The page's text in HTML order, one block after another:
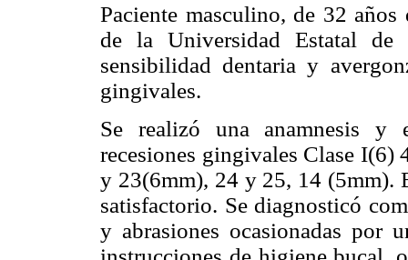
Paciente masculino, de 32
de la Universidad Estatal de
sensibilidad dentaria y
gingivales.
Se realizó una anamnesis y
recesiones gingivales Clase I(6)
y 23(6mm), 24 y 25, 14 (5mm).
satisfactorio. Se diagnosticó
y abrasiones ocasionadas por